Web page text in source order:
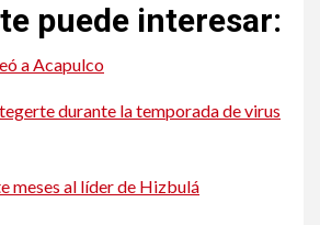
puede interesar:
a Acapulco
durante la temporada de virus
meses al líder de Hizbulá